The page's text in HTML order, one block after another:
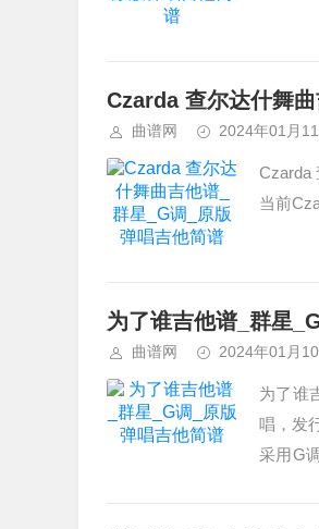
Czarda 查尔达什舞
曲谱网 2024年01月
Czarda
当前
为了谁吉他谱_群星
曲谱网 2024年01月
为了谁
唱，发
采用G